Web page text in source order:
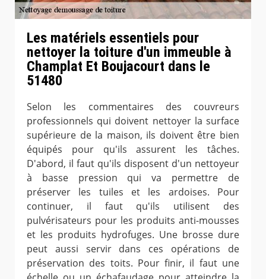
Les matériels essentiels pour
nettoyer la toiture d'un immeuble à
Champlat Et Boujacourt dans le
51480
Selon les commentaires des couvreurs
professionnels qui doivent nettoyer la surface
supérieure de la maison, ils doivent être bien
équipés pour qu'ils assurent les tâches.
D'abord, il faut qu'ils disposent d'un nettoyeur
à basse pression qui va permettre de
préserver les tuiles et les ardoises. Pour
continuer, il faut qu'ils utilisent des
pulvérisateurs pour les produits anti-mousses
et les produits hydrofuges. Une brosse dure
peut aussi servir dans ces opérations de
préservation des toits. Pour finir, il faut une